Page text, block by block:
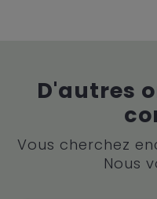
D'autres
Vous cherchez
Nous